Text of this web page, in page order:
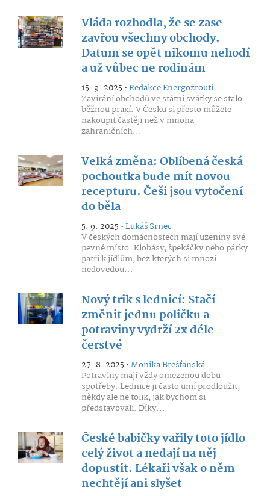
Vláda rozhodla, že se zase
zavřou všechny obchody.
Datum se opět nikomu nehodí
a už vůbec ne rodinám
15. 9. 2025 •Redakce Energožrouti
Zavírání obchodů ve státní svátky se stalo
běžnou praxí. V Česku si přesto můžete
nakoupit častěji než v mnoha
zahraničních...
Velká změna: Oblíbená česká
pochoutka bude mít novou
recepturu. Češi jsou vytočení
do běla
5. 9. 2025 •Lukáš Srnec
V českých domácnostech mají uzeniny své
pevné místo. Klobásy, špekáčky nebo párky
patří k jídlům, bez kterých si mnozí
nedovedou...
Nový trik s lednicí: Stačí
změnit jednu poličku a
potraviny vydrží 2x déle
čerstvé
27. 8. 2025 •Monika Brešťanská
Potraviny mají vždy omezenou dobu
spotřeby. Lednice ji často umí prodloužit,
někdy ale ne tolik, jak bychom si
představovali. Díky...
České babičky vařily toto jídlo
celý život a nedají na něj
dopustit. Lékaři však o něm
nechtějí ani slyšet